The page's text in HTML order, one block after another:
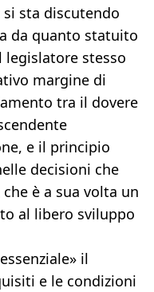
sta discutendo
da quanto statuito
legislatore stesso
margine di
tra il dovere
e il principio
decisioni che
è a sua volta un
al libero sviluppo
il
e le condizioni